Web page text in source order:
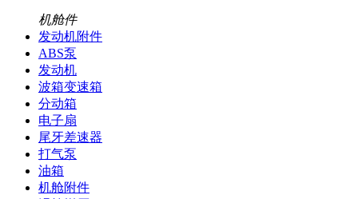
机舱件
发动机附件
ABS泵
发动机
波箱变速箱
分动箱
电子扇
尾牙差速器
打气泵
油箱
机舱附件